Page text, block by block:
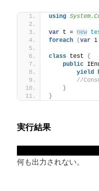
using
var t = new
foreach
(var i
class test {
public
yield
//
}
}
実行結果
何も出力されない。